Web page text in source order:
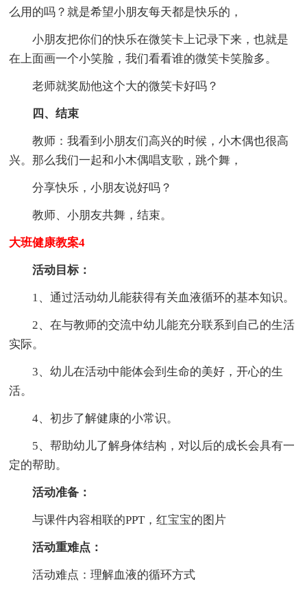
么用的吗？就是希望小朋友每天都是快乐的，
小朋友把你们的快乐在微笑卡上记录下来，也就是
在上面画一个小笑脸，我们看看谁的微笑卡笑脸多。
老师就奖励他这个大的微笑卡好吗？
四、结束
教师：我看到小朋友们高兴的时候，小木偶也很高
兴。那么我们一起和小木偶唱支歌，跳个舞，
分享快乐，小朋友说好吗？
教师、小朋友共舞，结束。
大班健康教案4
活动目标：
1、通过活动幼儿能获得有关血液循环的基本知识。
2、在与教师的交流中幼儿能充分联系到自己的生活
实际。
3、幼儿在活动中能体会到生命的美好，开心的生
活。
4、初步了解健康的小常识。
5、帮助幼儿了解身体结构，对以后的成长会具有一
定的帮助。
活动准备：
与课件内容相联的PPT，红宝宝的图片
活动重难点：
活动难点：理解血液的循环方式